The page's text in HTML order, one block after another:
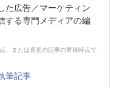
た広告／マーケティン
する専門メディアの編
、または直近の記事の寄稿時点で
筆記事